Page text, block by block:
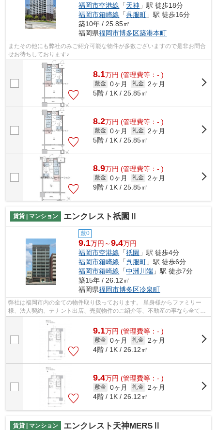
福岡市空港線 「天神 」駅 徒歩18分
福岡市箱崎線 「呉服町 」駅 徒歩16分
築10年 / 25.85㎡
福岡県福岡市博多区築港本町
またその他にも弊社のみご紹介可能な物件が多数ございますので是非お問合
せお待ちしております♪
8.1万円 (管理費等：- )
敷金 0ヶ月 礼金
2ヶ月
5階 / 1K / 25.85㎡
8.2万円 (管理費等：- )
敷金 0ヶ月 礼金
2ヶ月
5階 / 1K / 25.85㎡
8.9万円 (管理費等：- )
敷金 0ヶ月 礼金
2ヶ月
9階 / 1K / 25.85㎡
賃貸 | マンション エンクレスト祇園Ⅱ
敷0
9.1万円～9.4万円
福岡市空港線 「祇園 」駅 徒歩4分
福岡市箱崎線 「呉服町 」駅 徒歩6分
福岡市箱崎線 「中洲川端 」駅 徒歩7分
築15年 / 26.12㎡
福岡県福岡市博多区冷泉町
弊社は福岡市内の全ての物件取り扱っております。 単身様からファミリー
様、法人契約、テナント出店、売買物件のご紹介等、不動産の事なら全てお
任せください！！ 全ての方に満足して...
9.1万円 (管理費等：- )
敷金 0ヶ月 礼金
2ヶ月
4階 / 1K / 26.12㎡
9.4万円 (管理費等：- )
敷金 0ヶ月 礼金
2ヶ月
4階 / 1K / 26.12㎡
賃貸 | マンション エンクレスト天神MERSⅡ